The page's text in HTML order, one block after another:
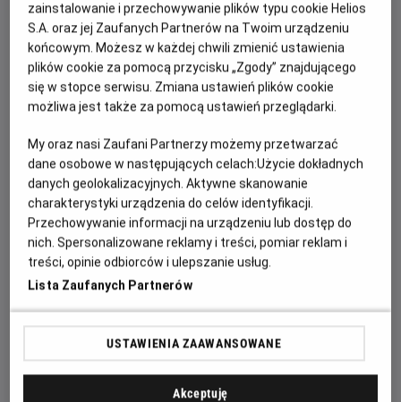
Lata 70 XX wieku. Ekscentryczny mistrz Salvador Dali
(laureat Oscara Ben Kingsley) przygotowuje wystawę w
Nowym Jorku. W szalonych przygotowaniach towarzyszą
mu niedoświadczony asystent galerii James, nowojorska
bohema artystyczna z gwiazdami tamtych czasów na
pasji i zazdrości związek.
zainstalowanie i przechowywanie plików typu cookie Helios
S.A. oraz jej Zaufanych Partnerów na Twoim urządzeniu
końcowym. Możesz w każdej chwili zmienić ustawienia
plików cookie za pomocą przycisku „Zgody” znajdującego
się w stopce serwisu. Zmiana ustawień plików cookie
możliwa jest także za pomocą ustawień przeglądarki.
My oraz nasi Zaufani Partnerzy możemy przetwarzać
dane osobowe w następujących celach:Użycie dokładnych
danych geolokalizacyjnych. Aktywne skanowanie
charakterystyki urządzenia do celów identyfikacji.
Przechowywanie informacji na urządzeniu lub dostęp do
nich. Spersonalizowane reklamy i treści, pomiar reklam i
treści, opinie odbiorców i ulepszanie usług.
Lista Zaufanych Partnerów
USTAWIENIA ZAAWANSOWANE
Akceptuję